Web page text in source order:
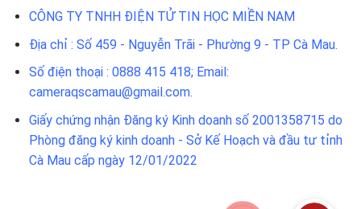
CÔNG TY TNHH ĐIỆN TỬ TIN HỌC MIỀN NAM
Địa chỉ : Số 459 - Nguyễn Trãi - Phường 9 - TP Cà Mau.
Số điện thoại : 0888 415 418; Email:
cameraqscamau@gmail.com.
Giấy chứng nhận Đăng ký Kinh doanh số 2001358715 do
Phòng đăng ký kinh doanh - Sở Kế Hoạch và đầu tư tỉnh
Cà Mau cấp ngày 12/01/2022